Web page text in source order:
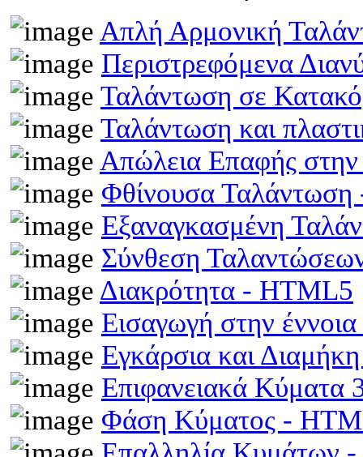
Απλή Αρμονική
Περιστρεφόμενα
Ταλάντωση σε
Ταλάντωση και
Απώλεια Επαφής
Φθίνουσα
Εξαναγκασμένη
Σύνθεση
Διακρότητα - HTML5
Εισαγωγή στην
Εγκάρσια και
Επιφανειακά
Φάση Κύματος -